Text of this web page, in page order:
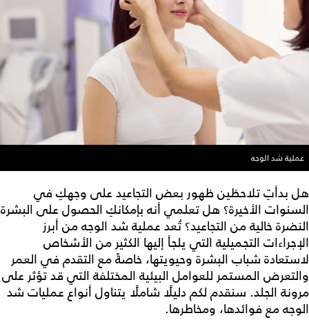
عملية شد الوجه
هل بدأتِ تلاحظين ظهور بعض التجاعيد على وجهكِ في
السنوات الأخيرة؟ هل تعلمي أنه بإمكانكِ الحصول على البشرة
النضرة خالية من التجاعيد؟ تُعد عملية شد الوجهمن أبرز
الإجراءات التجميلية التي يلجأ إليها الكثير من الأشخاص
لاستعادة شباب البشرة وحيويتها، خاصةً مع التقدم في العمر
والتعرض المستمر للعوامل البيئية المختلفة التي قد تؤثر على
مرونة الجلد. سنقدم لكم دليلًا شاملًا يتناول أنواع عمليات شد
الوجهمع فوائدها، ومخاطرها.